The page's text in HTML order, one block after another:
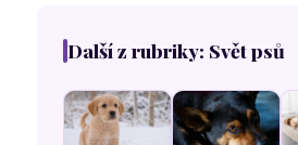
Další z rubriky: Svět psů